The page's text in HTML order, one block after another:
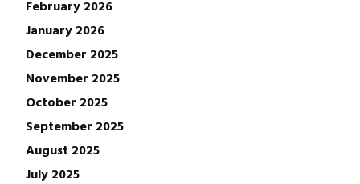
February 2026
January 2026
December 2025
November 2025
October 2025
September 2025
August 2025
July 2025